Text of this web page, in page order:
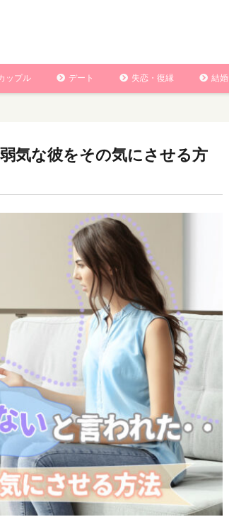
ップル デート 失恋・復縁 結婚
気な彼をその気にさせる方